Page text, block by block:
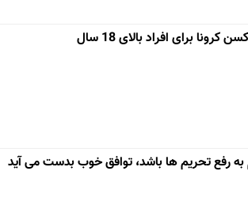
برای افراد بالای 18 سال
رفع تحریم ها باشد، توافق خوب بدست می آید